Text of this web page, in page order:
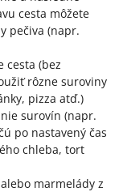
cesta môžete
pečiva (napr.
cesta (bez
rôzne suroviny
pizza atď.)
surovín (napr.
po nastavený čas
chleba, tort
marmelády z